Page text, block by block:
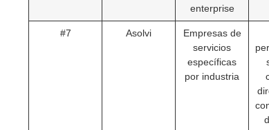
enterprise
#7 Asolvi
Empresas de
servicios
específicas
por industria